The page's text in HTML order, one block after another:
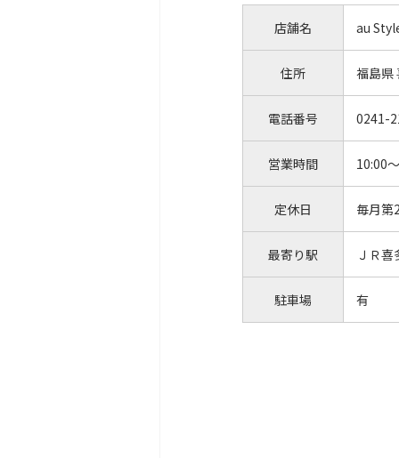
店舗名 au
住所 福島県
電話番号 0241-
営業時間 10:00
定休日 毎月第
最寄り駅 ＪＲ喜
駐車場 有